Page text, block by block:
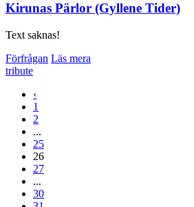
Kirunas Pärlor (Gyllene Tider)
Text saknas!
Förfrågan Läs mera
tribute
‹
1
2
...
25
26
27
...
30